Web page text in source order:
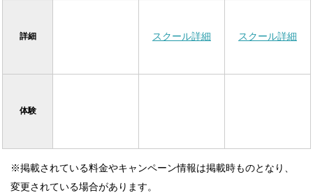
詳細 スクール詳細 スクール詳細
体験
※掲載されている料金やキャンペーン情報は掲載時ものとなり、
変更されている場合があります。